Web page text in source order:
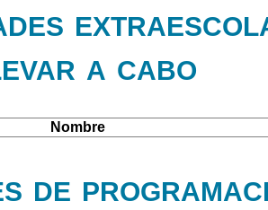
a cabo
Nombre
de